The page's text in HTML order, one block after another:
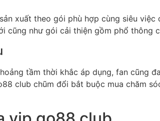
xuất theo gói phù hợp cùng siêu
như gói cải thiện gồm phổ thông
tầm thời khắc áp dụng, fan cũng
club chũm đổi bắt buộc mua chăm